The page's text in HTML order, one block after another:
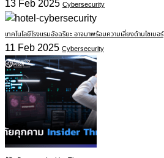
13 Feb 2025 Cybersecurity
เทคโนโลยีโรงแรมอัจฉริยะ อาจมาพร้อมความเสี่ยงด้านไซเบอร์
11 Feb 2025 Cybersecurity